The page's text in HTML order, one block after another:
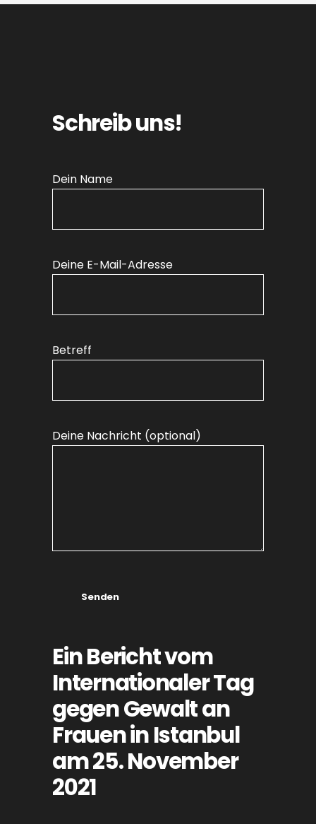
Schreib uns!
Dein Name
Deine E-Mail-Adresse
Betreff
Deine Nachricht (optional)
Senden
Ein Bericht vom
Internationaler Tag
gegen Gewalt an
Frauen in Istanbul
am 25. November
2021